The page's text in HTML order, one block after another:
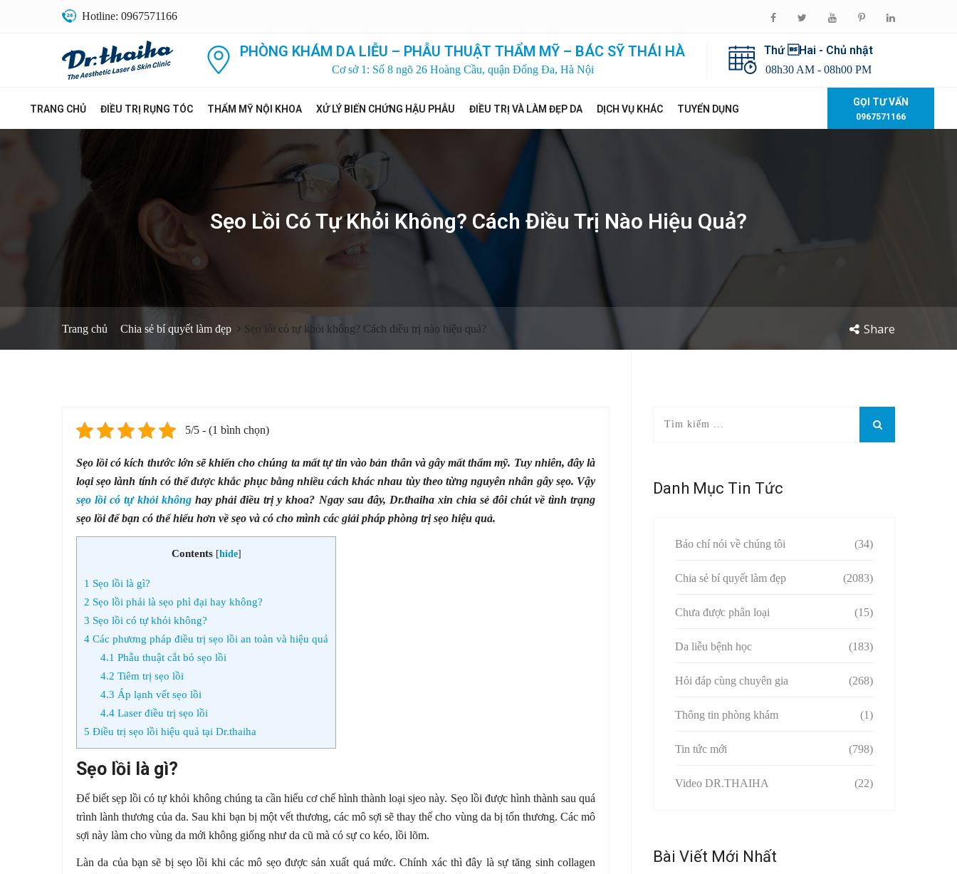
Hotline: 0967571166
PHÒNG KHÁM DA LIỄU – PHẪU THUẬT THẨM MỸ – BÁC SỸ THÁI HÀ
Cơ sở 1: Số 8 ngõ 26 Hoàng Cầu, quận Đống Đa, Hà Nội
Thứ Hai - Chủ nhật
08h30 AM - 08h00 PM
TRANG CHỦ ĐIỀU TRỊ RỤNG TÓC THẨM MỸ NỘI KHOA XỬ LÝ BIẾN CHỨNG HẬU PHẪU ĐIỀU TRỊ VÀ LÀM ĐẸP DA DỊCH VỤ KHÁC TUYỂN DỤNG
GỌI TƯ VẤN
0967571166
Sẹo Lồi Có Tự Khỏi Không? Cách Điều Trị Nào Hiệu Quả?
Trang chủ Chia sẻ bí quyết làm đẹp Sẹo lồi có tự khỏi không? Cách điều trị nào hiệu quả? Share
5/5 - (1 bình chọn)
Sẹo lồi có kích thước lớn sẽ khiến cho chúng ta mất tự tin vào bản thân và gây mất thẩm mỹ. Tuy nhiên, đây là
loại sẹo lành tính có thể được khắc phục bằng nhiều cách khác nhau tùy theo từng nguyên nhân gây sẹo. Vậy
sẹo lồi có tự khỏi không hay phải điều trị y khoa? Ngay sau đây, Dr.thaiha xin chia sẻ đôi chút về tình trạng
sẹo lồi để bạn có thể hiểu hơn về sẹo và có cho mình các giải pháp phòng trị sẹo hiệu quả.
Contents [hide]
1 Sẹo lồi là gì?
2 Sẹo lồi phải là sẹo phì đại hay không?
3 Sẹo lồi có tự khỏi không?
4 Các phương pháp điều trị sẹo lồi an toàn và hiệu quả
4.1 Phẫu thuật cắt bỏ sẹo lồi
4.2 Tiêm trị sẹo lồi
4.3 Áp lạnh vết sẹo lồi
4.4Laser điều trị sẹo lồi
5 Điều trị sẹo lồi hiệu quả tại Dr.thaiha
Sẹo lồi là gì?
Để biết sẹp lồi có tự khỏi không chúng ta cần hiểu cơ chế hình thành loại sjeo này. Sẹo lồi được hình thành sau quá
trình lành thương của da. Sau khi bạn bị một vết thương, các mô sợi sẽ thay thế cho vùng da bị tổn thương. Các mô
sợi này làm cho vùng da mới không giống như da cũ mà có sự co kéo, lồi lõm.
Làn da của bạn sẽ bị sẹo lồi khi các mô sẹo được sản xuất quá mức. Chính xác thì đây là sự tăng sinh collagen
Danh Mục Tin Tức
Báo chí nói về chúng tôi (34)
Chia sẻ bí quyết làm đẹp (2083)
Chưa được phân loại (15)
Da liễu bệnh học (183)
Hỏi đáp cùng chuyên gia (268)
Thông tin phòng khám (1)
Tin tức mới (798)
Video DR.THAIHA (22)
Bài Viết Mới Nhất